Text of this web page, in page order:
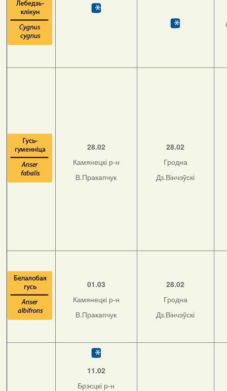
28.02
Камянецкі р-н
В.Пракапчук
28.02
Гродна
Дз.Вінчэўскі
01.03
Камянецкі р-н
В.Пракапчук
28.02
Гродна
Дз.Вінчэўскі
11.02
Брэсцкі р-н